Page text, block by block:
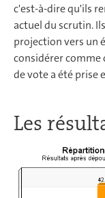
c'est-à-dire qu'ils
actuel du scrutin.
projection vers un
considérer comme
de vote a été prise
Les